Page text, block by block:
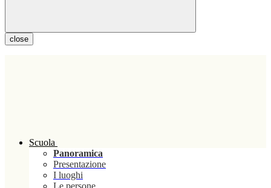
close
Scuola
Panoramica
Presentazione
I luoghi